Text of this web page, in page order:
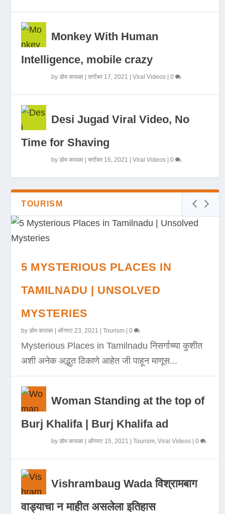
Monkey With Human
Intelligence, mobile crazy
byडोम कावळा |सप्टेंबर 17, 2021 |Viral Videos |0
Desi Jugad Viral Video, No
Time for Shaving
byडोम कावळा |सप्टेंबर 16, 2021 |Viral Videos |0
TOURISM
5 MYSTERIOUS PLACES IN
TAMILNADU | UNSOLVED
MYSTERIES
byडोम कावळा |ऑगस्ट 23, 2021 |Tourism |0
Mysterious Places in Tamilnadu निसर्गाच्या कुशीत
अशी अनेक अद्भुत ठिकाणे आहेत जी पाहून माणूस...
Woman Standing at the top of
Burj Khalifa | Burj Khalifa ad
byडोम कावळा |ऑगस्ट 15, 2021 |Tourism,Viral Videos |0
Vishrambaug Wada विश्रामबाग
वाड्याचा न माहीत असलेला इतिहास